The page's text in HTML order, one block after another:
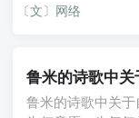
〔文〕网络
鲁米的诗歌中
鲁米的诗歌中关